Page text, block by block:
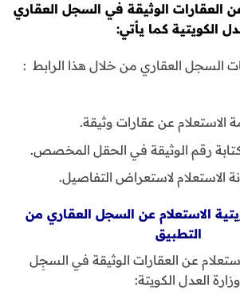
عن العقارات الوثيقة في السجل العقاري
الكويتية كما يأتي:
السجل العقاري من خلال هذا الرابط :
عن عقارات وثيقة.
رقم الوثيقة في الحقل المخصص.
الاستعلام لاستعراض التفاصيل.
الاستعلام عن السجل العقاري من
التطبيق
عن العقارات الوثيقة في السجِل
العدل الكويتة: